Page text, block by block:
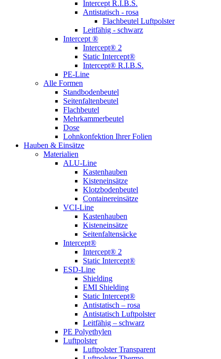
Intercept R.I.B.S.
Antistatisch - rosa
Flachbeutel Luftpolster
Leitfähig - schwarz
Intercept ®
Intercept® 2
Static Intercept®
Intercept® R.I.B.S.
PE-Line
Alle Formen
Standbodenbeutel
Seitenfaltenbeutel
Flachbeutel
Mehrkammer­beutel
Dose
Lohn­konfektion Ihrer Folien
Hauben & Einsätze
Materialien
ALU-Line
Kastenhauben
Kisteneinsätze
Klotzbodenbeutel
Containereinsätze
VCI-Line
Kastenhauben
Kisteneinsätze
Seitenfaltensäcke
Intercept®
Intercept® 2
Static Intercept®
ESD-Line
Shielding
EMI Shielding
Static Intercept®
Antistatisch – rosa
Antistatisch Luftpolster
Leitfähig – schwarz
PE Polyethylen
Luftpolster
Luftpolster Transparent